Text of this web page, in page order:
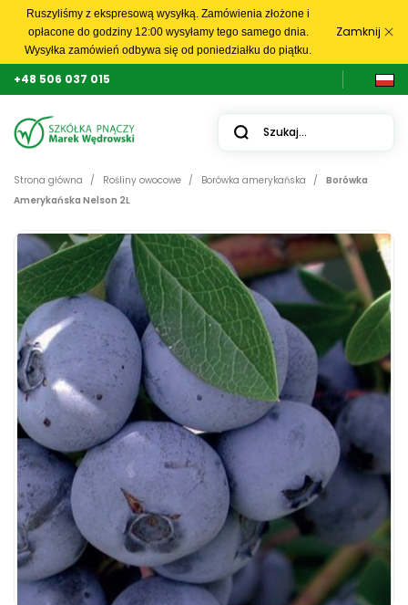
Ruszyliśmy z ekspresową wysyłką. Zamówienia złożone i
opłacone do godziny 12:00 wysyłamy tego samego dnia.
Wysyłka zamówień odbywa się od poniedziałku do piątku.
Zamknij
+48 506 037 015
Strona główna Rośliny owocowe Borówka amerykańska
Borówka
Amerykańska Nelson 2L